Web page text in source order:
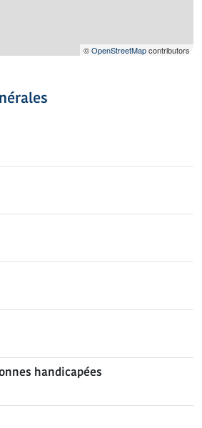
©OpenStreetMapcontributors
handicapées